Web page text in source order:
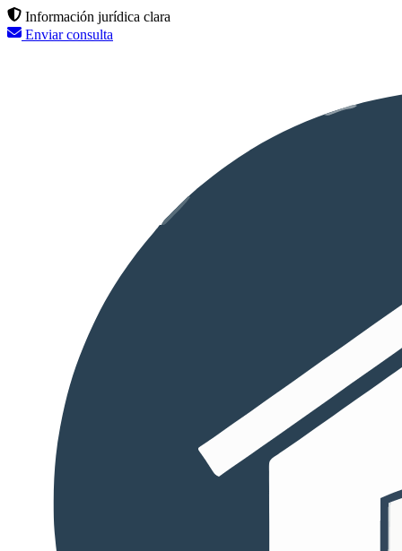
Información jurídica clara
Enviar consulta